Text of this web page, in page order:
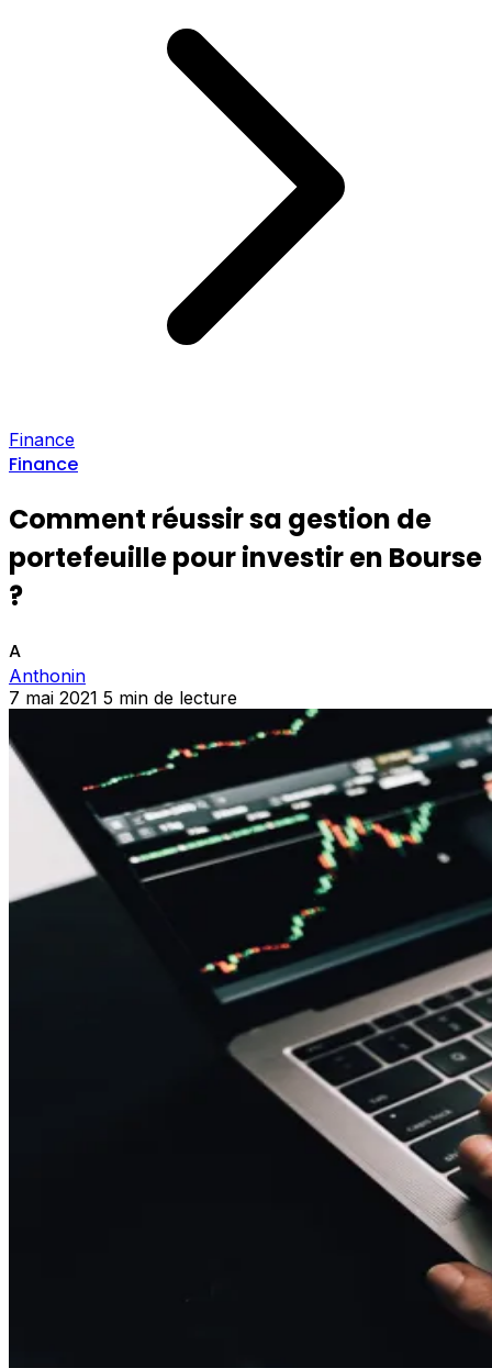
Finance
Finance
Comment réussir sa gestion de
portefeuille pour investir en Bourse
?
A
Anthonin
7 mai 2021 5 min de lecture